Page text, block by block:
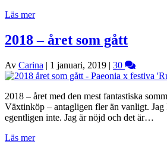
Läs mer
2018 – året som gått
Av Carina | 1 januari, 2019 | 30
2018 – året med den mest fantastiska
Växtinköp – antagligen fler än vanligt.
egentligen inte. Jag är nöjd och det är…
Läs mer